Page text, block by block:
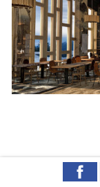
LES FOLIE